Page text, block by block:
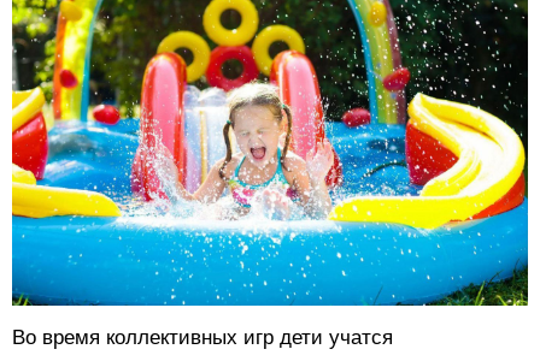
Во время коллективных игр дети учатся